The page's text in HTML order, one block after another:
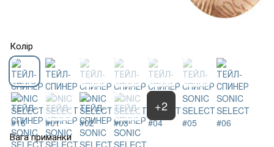
Колір
+2
Вага приманки